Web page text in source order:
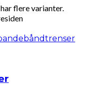
flere varianter.
trenser